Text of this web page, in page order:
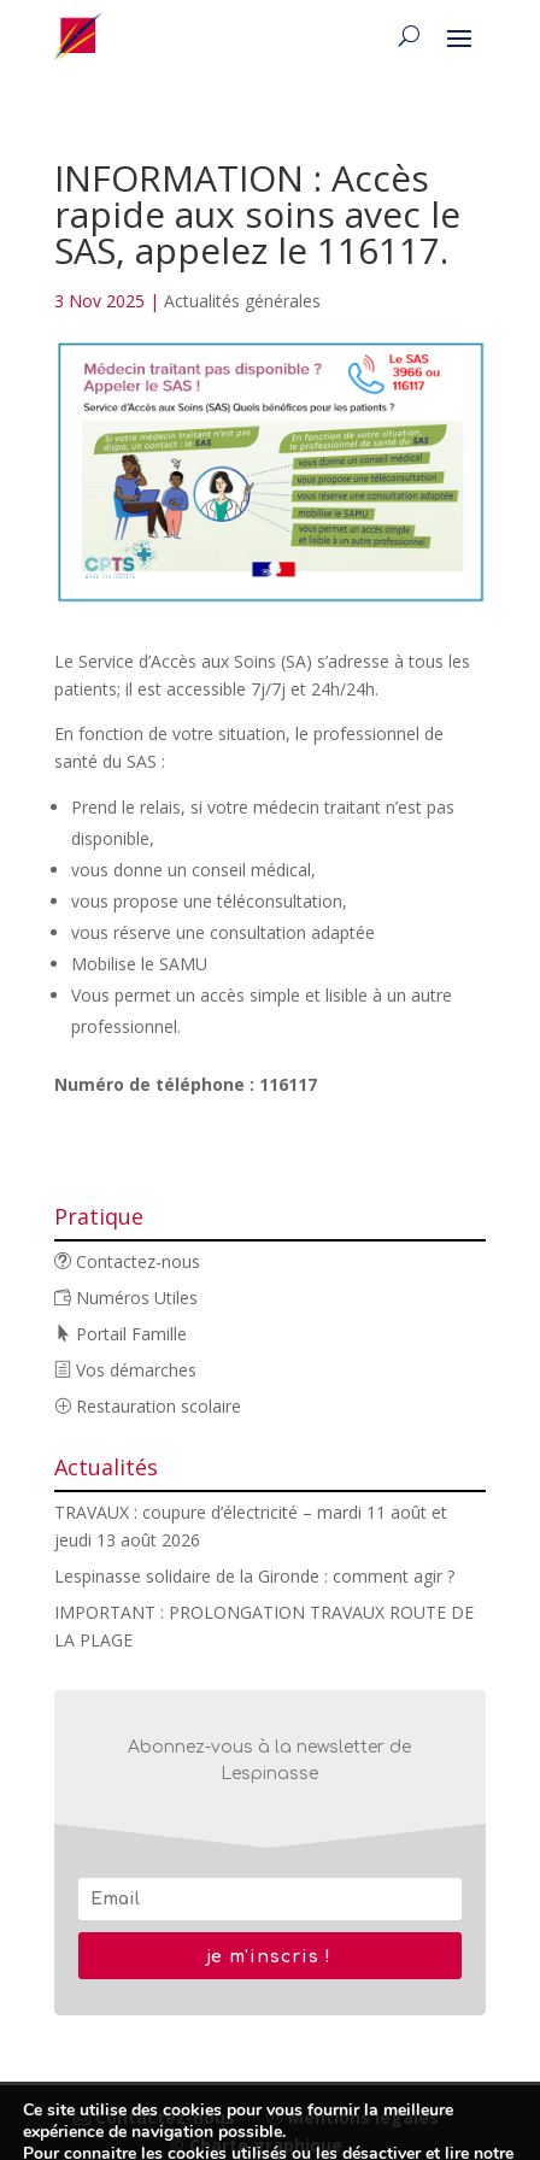
INFORMATION : Accès
rapide aux soins avec le
SAS, appelez le 116117.
3 Nov 2025 | Actualités générales
Le Service d’Accès aux Soins (SA) s’adresse à tous les
patients; il est accessible 7j/7j et 24h/24h.
En fonction de votre situation, le professionnel de
santé du SAS :
Prend le relais, si votre médecin traitant n’est pas
disponible,
vous donne un conseil médical,
vous propose une téléconsultation,
vous réserve une consultation adaptée
Mobilise le SAMU
Vous permet un accès simple et lisible à un autre
professionnel.
Numéro de téléphone : 116117
Pratique
Contactez-nous
Numéros Utiles
Portail Famille
Vos démarches
Restauration scolaire
Actualités
TRAVAUX : coupure d’électricité – mardi 11 août et
jeudi 13 août 2026
Lespinasse solidaire de la Gironde : comment agir ?
IMPORTANT : PROLONGATION TRAVAUX ROUTE DE
LA PLAGE
Abonnez-vous à la newsletter de
Lespinasse
je m'inscris !
Contactez-nous
Mentions légales
© Charte graphique
Ce site utilise des cookies pour vous fournir la meilleure
expérience de navigation possible.
Pour connaitre les cookies utilisés ou les désactiver et lire notre